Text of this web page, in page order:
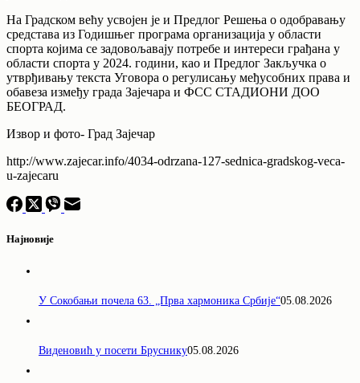
На Градском већу усвојен је и Предлог Решења о одобравању
средстава из Годишњег програма организација у области
спорта којима се задовољавају потребе и интереси грађана у
области спорта у 2024. години, као и Предлог Закључка о
утврђивању текста Уговора о регулисању међусобних права и
обавеза између града Зајечара и ФСС СТАДИОНИ ДОО
БЕОГРАД.
Извор и фото- Град Зајечар
http://www.zajecar.info/4034-odrzana-127-sednica-gradskog-veca-
u-zajecaru
Најновије
У Сокобањи почела 63. „Прва хармоника Србије“05.08.2026
Виденовић у посети Бруснику05.08.2026